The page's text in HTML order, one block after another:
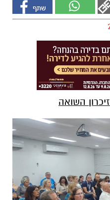
זיכרון השואה